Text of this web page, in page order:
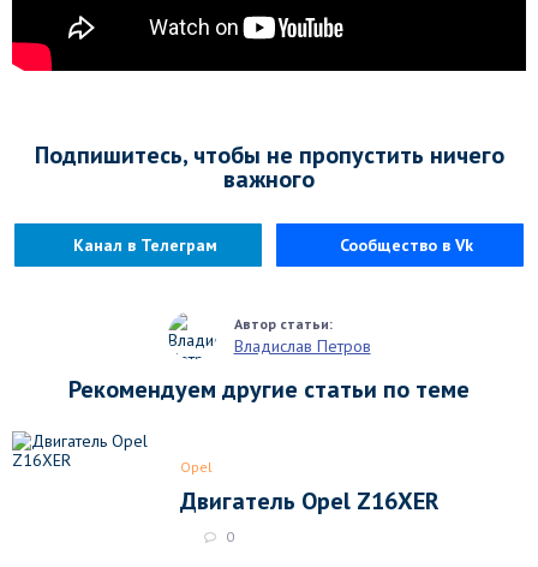
Подпишитесь, чтобы не пропустить ничего
важного
Канал в Телеграм Сообщество в Vk
Владислав Петров
Рекомендуем другие статьи по теме
Opel
Двигатель Opel Z16XER
0